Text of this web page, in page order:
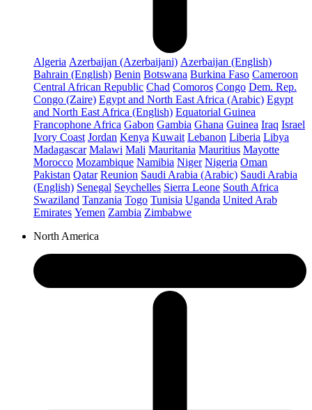
Algeria Azerbaijan (Azerbaijani) Azerbaijan (English)
Bahrain (English) Benin Botswana Burkina Faso Cameroon
Central African Republic Chad Comoros Congo Dem. Rep.
Congo (Zaire) Egypt and North East Africa (Arabic) Egypt
and North East Africa (English) Equatorial Guinea
Francophone Africa Gabon Gambia Ghana Guinea Iraq Israel
Ivory Coast Jordan Kenya Kuwait Lebanon Liberia Libya
Madagascar Malawi Mali Mauritania Mauritius Mayotte
Morocco Mozambique Namibia Niger Nigeria Oman
Pakistan Qatar Reunion Saudi Arabia (Arabic) Saudi Arabia
(English) Senegal Seychelles Sierra Leone South Africa
Swaziland Tanzania Togo Tunisia Uganda United Arab
Emirates Yemen Zambia Zimbabwe
North America